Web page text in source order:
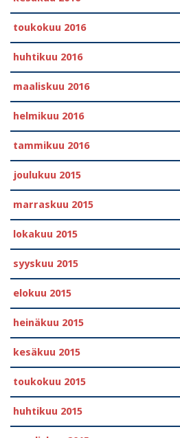
toukokuu 2016
huhtikuu 2016
maaliskuu 2016
helmikuu 2016
tammikuu 2016
joulukuu 2015
marraskuu 2015
lokakuu 2015
syyskuu 2015
elokuu 2015
heinäkuu 2015
kesäkuu 2015
toukokuu 2015
huhtikuu 2015